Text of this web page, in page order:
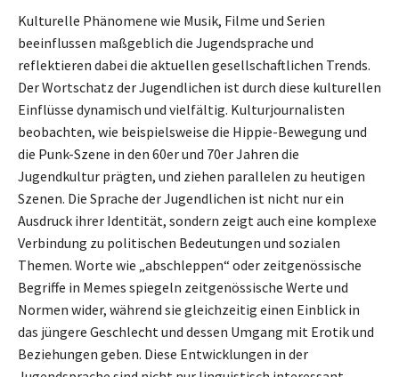
Kulturelle Phänomene wie Musik, Filme und Serien
beeinflussen maßgeblich die Jugendsprache und
reflektieren dabei die aktuellen gesellschaftlichen Trends.
Der Wortschatz der Jugendlichen ist durch diese kulturellen
Einflüsse dynamisch und vielfältig. Kulturjournalisten
beobachten, wie beispielsweise die Hippie-Bewegung und
die Punk-Szene in den 60er und 70er Jahren die
Jugendkultur prägten, und ziehen parallelen zu heutigen
Szenen. Die Sprache der Jugendlichen ist nicht nur ein
Ausdruck ihrer Identität, sondern zeigt auch eine komplexe
Verbindung zu politischen Bedeutungen und sozialen
Themen. Worte wie „abschleppen“ oder zeitgenössische
Begriffe in Memes spiegeln zeitgenössische Werte und
Normen wider, während sie gleichzeitig einen Einblick in
das jüngere Geschlecht und dessen Umgang mit Erotik und
Beziehungen geben. Diese Entwicklungen in der